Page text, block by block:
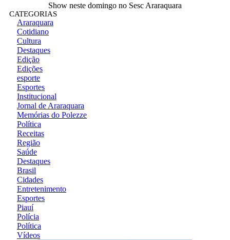
Show neste domingo no Sesc Araraquara
CATEGORIAS
Araraquara
Cotidiano
Cultura
Destaques
Edição
Edições
esporte
Esportes
Institucional
Jornal de Araraquara
Memórias do Polezze
Política
Receitas
Região
Saúde
Destaques
Brasil
Cidades
Entretenimento
Esportes
Piauí
Polícia
Política
Vídeos